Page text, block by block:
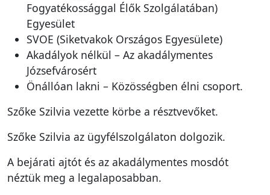
Fogyatékossággal Élők Szolgálatában)
Egyesület
SVOE (Siketvakok Országos Egyesülete)
Akadályok nélkül – Az akadálymentes
Józsefvárosért
Önállóan lakni – Közösségben élni csoport.
Szőke Szilvia vezette körbe a résztvevőket.
Szőke Szilvia az ügyfélszolgálaton dolgozik.
A bejárati ajtót és az akadálymentes mosdót
néztük meg a legalaposabban.